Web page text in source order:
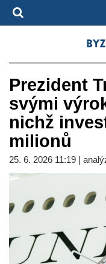
Prezident
svými
nichž
milionů
25. 6. 2026 11:19 |